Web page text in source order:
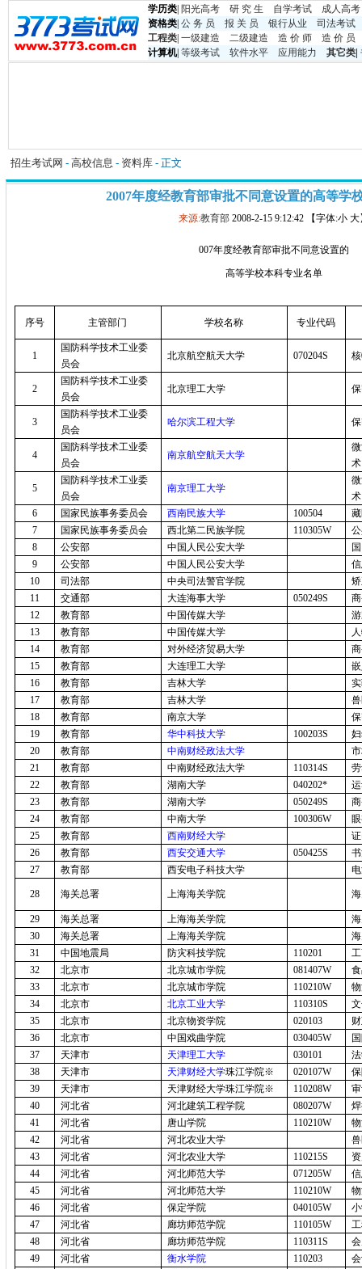
学历类 阳光高考 研 究 生 自学考试
成人高考
资格类 公 务 员 报 关 员 银行从业
司法考试
工程类 一级建造 二级建造 造 价 师
造 价 员
计算机| 等级考试 软件水平 应用能力 其它类
招生考试网 - 高校信息 - 资料库 - 正文
2007年度经教育部审批不同意设置的高等学
来源:教育部 2008-2-15 9:12:42 【字体:小 大
007年度经教育部审批不同意设置的
高等学校本科专业名单
序号 主管部门 学校名称 专业代码
1
国防科学技术工业委
员会
北京航空航天大学 070204S
2
国防科学技术工业委
员会
北京理工大学
3
国防科学技术工业委
员会
哈尔滨工程大学
4
国防科学技术工业委
员会
南京航空航天大学
术
5
国防科学技术工业委
员会
南京理工大学
术
6
国家民族事务委员会 西南民族大学 100504
7
国家民族事务委员会 西北第二民族学院 110305W
8
公安部 中国人民公安大学
9
公安部 中国人民公安大学
10
司法部 中央司法警官学院
11
交通部 大连海事大学 050249S
12
教育部 中国传媒大学
13
教育部 中国传媒大学
14
教育部 对外经济贸易大学
15
教育部 大连理工大学
16
教育部 吉林大学
17
教育部 吉林大学
18
教育部 南京大学
19
教育部 华中科技大学 100203S
20
教育部 中南财经政法大学
21
教育部 中南财经政法大学 110314S
22
教育部 湖南大学 040202*
23
教育部 湖南大学 050249S
24
教育部 中南大学 100306W
25
教育部 西南财经大学
26
教育部 西安交通大学 050425S
27
教育部 西安电子科技大学
28 海关总署 上海海关学院
29 海关总署 上海海关学院
30
海关总署 上海海关学院
31
中国地震局 防灾科技学院 110201
32
北京市 北京城市学院 081407W
33
北京市 北京城市学院 110210W
34
北京市 北京工业大学 110310S
35
北京市 北京物资学院 020103
36
北京市 中国戏曲学院 030405W
37
天津市 天津理工大学 030101
38
天津市 天津财经大学珠江学院※ 020107W
39
天津市 天津财经大学珠江学院※ 110208W
40
河北省 河北建筑工程学院 080207W
41
河北省 唐山学院 110210W
42
河北省 河北农业大学
43
河北省 河北农业大学 110215S
44
河北省 河北师范大学 071205W
45
河北省 河北师范大学 110210W
46
河北省 保定学院 040105W
47
河北省 廊坊师范学院 110105W
48
河北省 廊坊师范学院 110311S
49
河北省 衡水学院 110203